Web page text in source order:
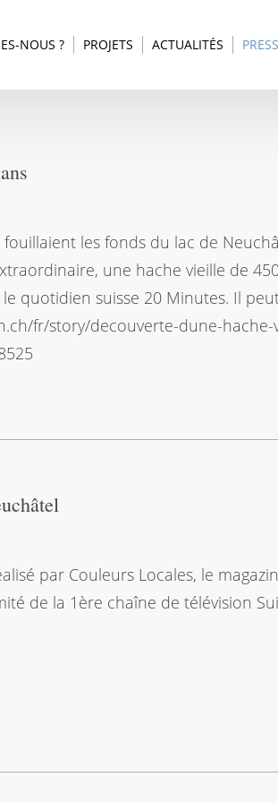
NOUS ? PROJETS ACTUALITÉS
les fonds du lac de
une hache vieille de
quotidien suisse 20 Minutes. Il
fr/story/decouverte-dune-hache-
par Couleurs Locales, le
de la 1ère chaîne de télévision